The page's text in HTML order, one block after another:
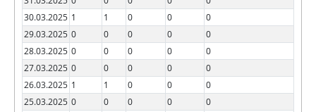
30.03.2025 1 1 0 0
0
29.03.2025 0 0 0 0
0
28.03.2025 0 0 0 0
0
27.03.2025 0 0 0 0
0
26.03.2025 1 1 0 0
0
25.03.2025 0 0 0 0
0